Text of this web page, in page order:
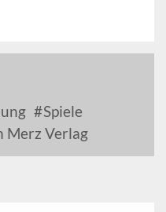
Spiele
Merz Verlag